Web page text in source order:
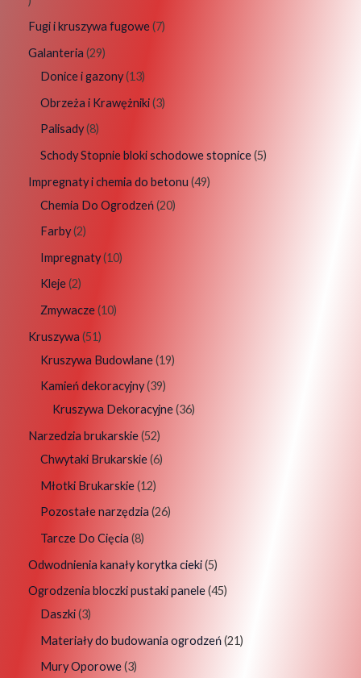
Fugi i kruszywa fugowe 7
Galanteria 29
Donice i gazony 13
Obrzeża i Krawężniki 3
Palisady 8
Schody Stopnie bloki schodowe stopnice 5
Impregnaty i chemia do betonu 49
Chemia Do Ogrodzeń 20
Farby 2
Impregnaty 10
Kleje 2
Zmywacze 10
Kruszywa 51
Kruszywa Budowlane 19
Kamień dekoracyjny 39
Kruszywa Dekoracyjne 36
Narzedzia brukarskie 52
Chwytaki Brukarskie 6
Młotki Brukarskie 12
Pozostałe narzędzia 26
Tarcze Do Cięcia 8
Odwodnienia kanały korytka cieki 5
Ogrodzenia bloczki pustaki panele 45
Daszki 3
Materiały do budowania ogrodzeń 21
Mury Oporowe 3